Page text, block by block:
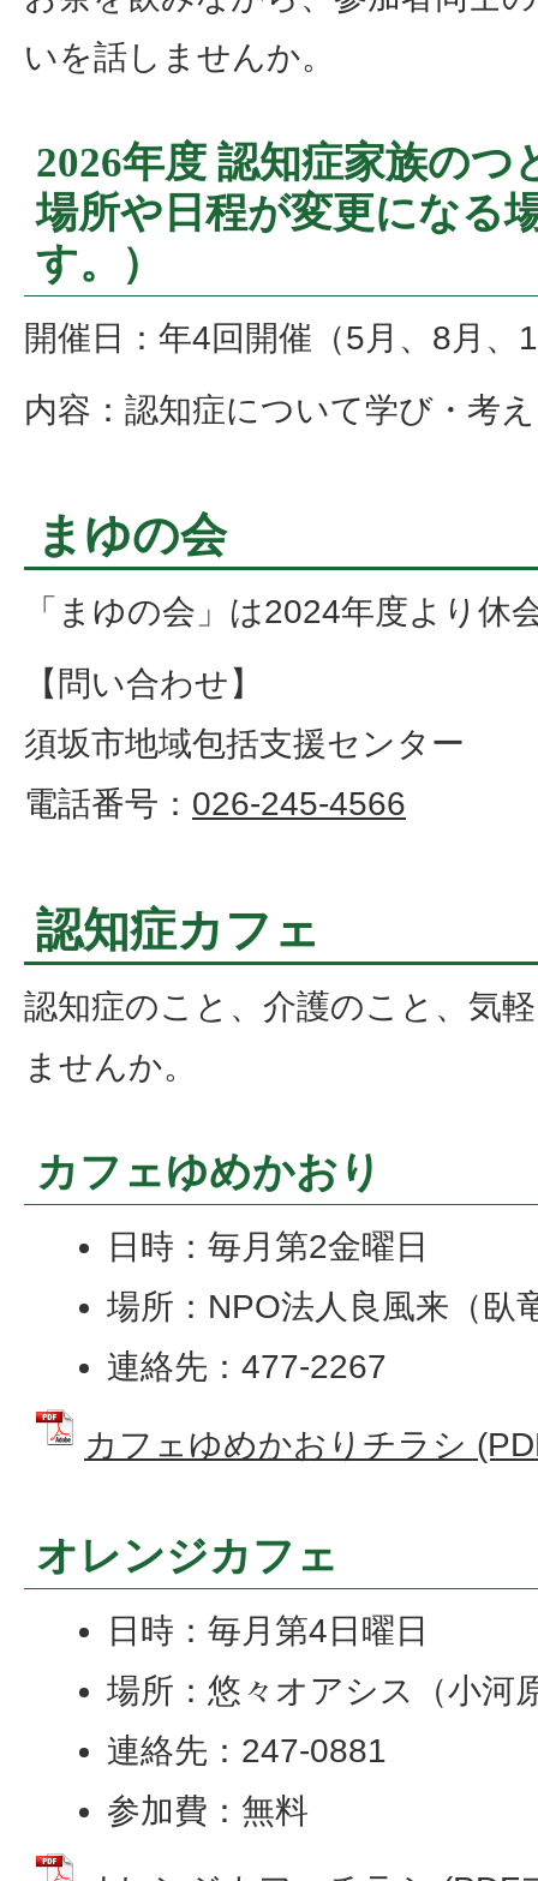
いを話しませんか。
2026年度 認知症家族のつ
場所や日程が変更になる
す。）
開催日：年4回開催（5月、8月、
内容：認知症について学び・考
まゆの会
「まゆの会」は2024年度より休
【問い合わせ】
須坂市地域包括支援センター
電話番号： 026-245-4566
認知症カフェ
認知症のこと、介護のこと、気
ませんか。
カフェゆめかおり
日時：毎月第2金曜日
場所：NPO法人良風来（臥
連絡先：477-2267
カフェゆめかおりチラシ
オレンジカフェ
日時：毎月第4日曜日
場所：悠々オアシス（小河
連絡先：247-0881
参加費：無料